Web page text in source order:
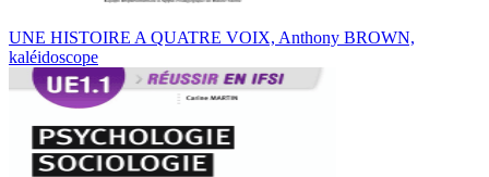
UNE HISTOIRE A QUATRE VOIX, Anthony BROWN,
kaléidoscope